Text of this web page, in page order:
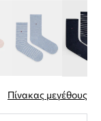
Πίνακας μεγέθους